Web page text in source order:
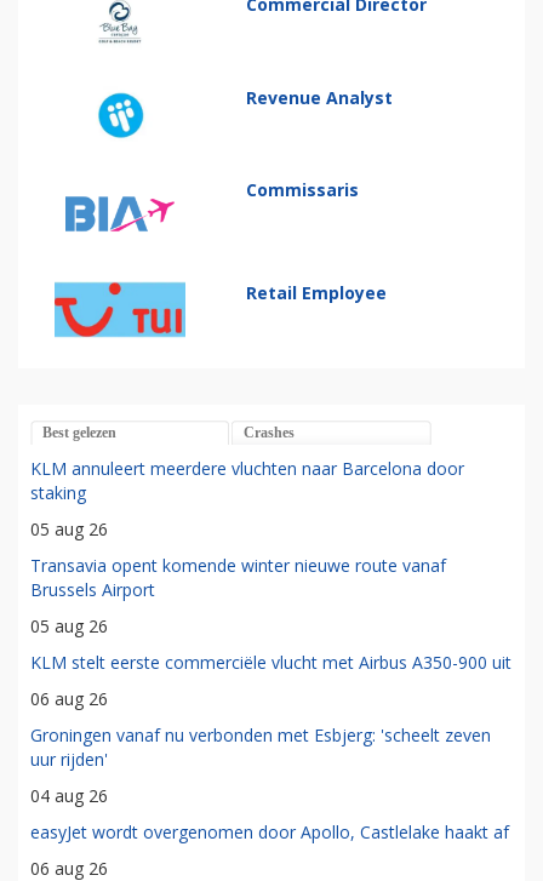
Revenue Analyst
Commissaris
Retail Employee
Best gelezen Crashes
KLM annuleert meerdere vluchten naar Barcelona door
staking
05 aug 26
Transavia opent komende winter nieuwe route vanaf
Brussels Airport
05 aug 26
KLM stelt eerste commerciële vlucht met Airbus A350-900 uit
06 aug 26
Groningen vanaf nu verbonden met Esbjerg: 'scheelt zeven
uur rijden'
04 aug 26
easyJet wordt overgenomen door Apollo, Castlelake haakt af
06 aug 26